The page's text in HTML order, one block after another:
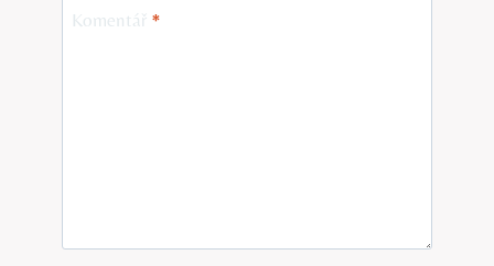
Komentář *